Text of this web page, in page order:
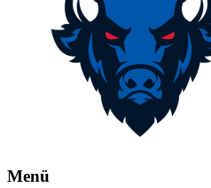
Menü